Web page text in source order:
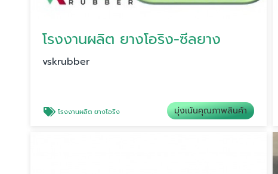
โรงงานผลิต ยางโอริง-ซีลยาง
vskrubber
โรงงานผลิต ยางโอริง มุ่งเน้นคุณภาพสินค้า